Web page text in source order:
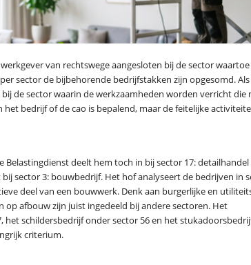
van rechtswege aangesloten bij de sector waartoe
sector de bijbehorende bedrijfstakken zijn opgesomd. Als
de sector waarin de werkzaamheden worden verricht die
bedrijf of de cao is bepalend, maar de feitelijke
deelt hem toch in bij sector 17: detailhandel
sector 3: bouwbedrijf. Het hof analyseert de bedrijven in
deel van een bouwwerk. Denk aan burgerlijke en
afbouw zijn juist ingedeeld bij andere sectoren. Het
schildersbedrijf onder sector 56 en het
criterium.